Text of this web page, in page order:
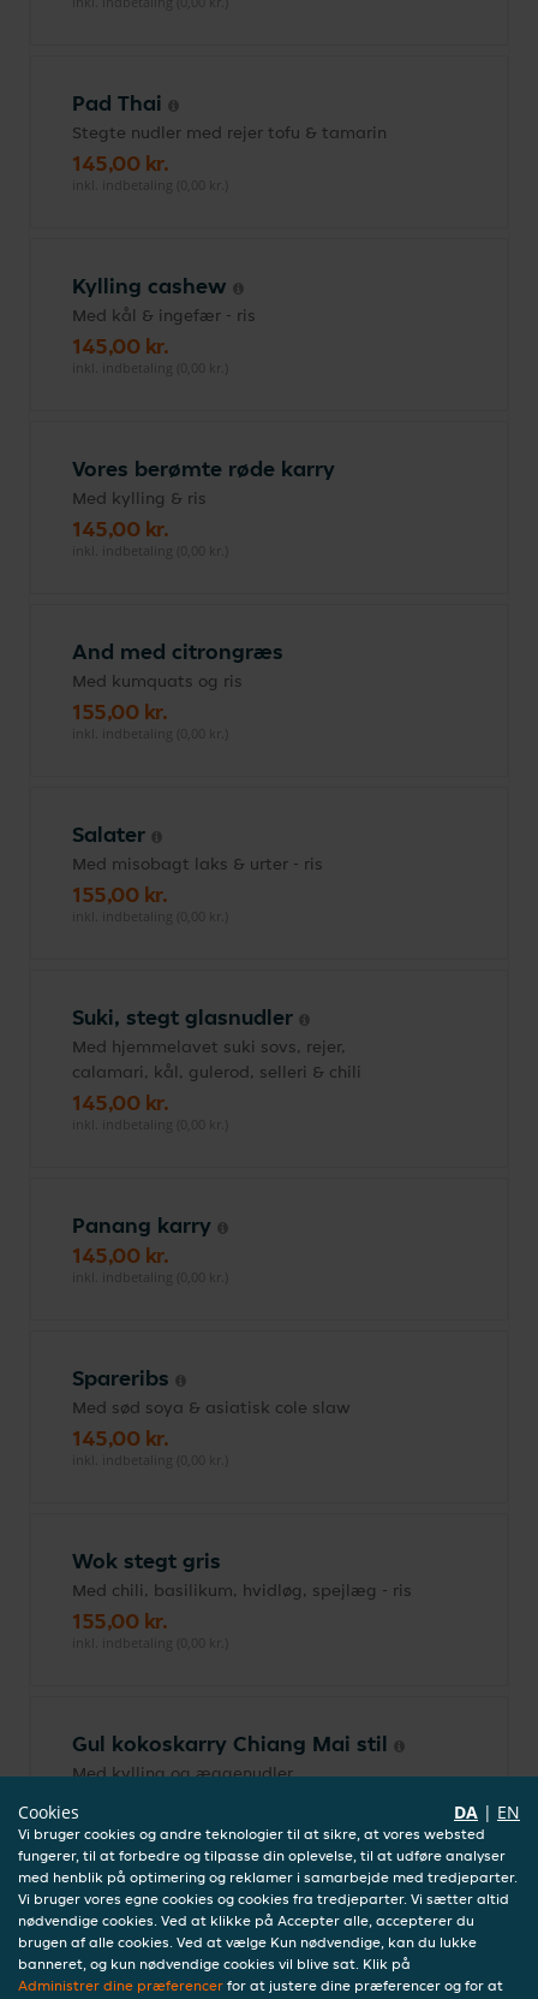
Pad Thai
Stegte nudler med rejer tofu & tamarin
145,00 kr.
inkl. indbetaling (0,00 kr.)
Kylling cashew
Med kål & ingefær - ris
145,00 kr.
inkl. indbetaling (0,00 kr.)
Vores berømte røde karry
Med kylling & ris
145,00 kr.
inkl. indbetaling (0,00 kr.)
And med citrongræs
Med kumquats og ris
155,00 kr.
inkl. indbetaling (0,00 kr.)
Salater
Med misobagt laks & urter - ris
155,00 kr.
inkl. indbetaling (0,00 kr.)
Suki, stegt glasnudler
Med hjemmelavet suki sovs, rejer,
calamari, kål, gulerod, selleri & chili
145,00 kr.
inkl. indbetaling (0,00 kr.)
Panang karry
145,00 kr.
inkl. indbetaling (0,00 kr.)
Spareribs
Med sød soya & asiatisk cole slaw
145,00 kr.
inkl. indbetaling (0,00 kr.)
Wok stegt gris
Med chili, basilikum, hvidløg, spejlæg - ris
155,00 kr.
inkl. indbetaling (0,00 kr.)
Gul kokoskarry Chiang Mai stil
Med kylling og æggenudler
145,00 kr.
inkl. indbetaling (0,00 kr.)
Sprød gris
Stegt med chilli og forårsløg i sød soya -
ris
Cookies DA | EN
Vi bruger cookies og andre teknologier til at sikre, at vores websted
fungerer, til at forbedre og tilpasse din oplevelse, til at udføre analyser
med henblik på optimering og reklamer i samarbejde med tredjeparter.
Vi bruger vores egne cookies og cookies fra tredjeparter. Vi sætter altid
nødvendige cookies. Ved at klikke på Accepter alle, accepterer du
brugen af alle cookies. Ved at vælge Kun nødvendige, kan du lukke
banneret, og kun nødvendige cookies vil blive sat. Klik på
Administrer dine præferencer for at justere dine præferencer og for at